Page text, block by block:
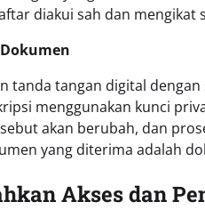
diakui sah dan mengikat
tanda tangan digital
menggunakan kunci
akan berubah, dan
yang diterima adalah
Akses dan